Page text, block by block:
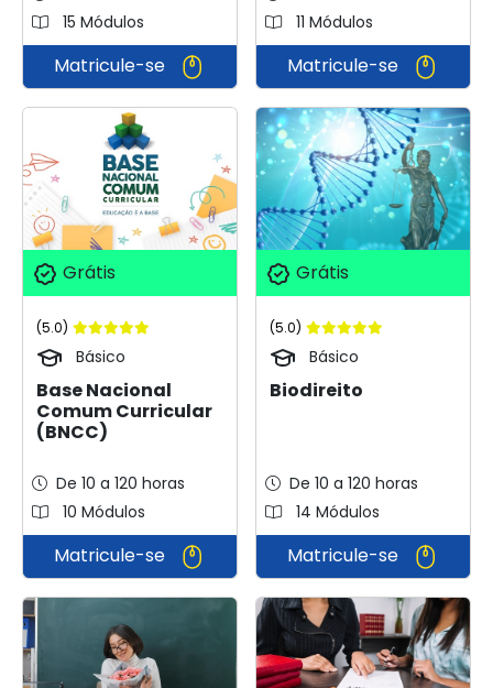
15 Módulos
Matricule-se
11 Módulos
Matricule-se
Grátis
(5.0)
Básico
Base Nacional
Comum Curricular
(BNCC)
De 10 a 120 horas
10 Módulos
Matricule-se
Grátis
(5.0)
Básico
Biodireito
De 10 a 120 horas
14 Módulos
Matricule-se